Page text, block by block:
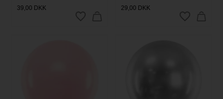
39,00 DKK
29,00 DKK